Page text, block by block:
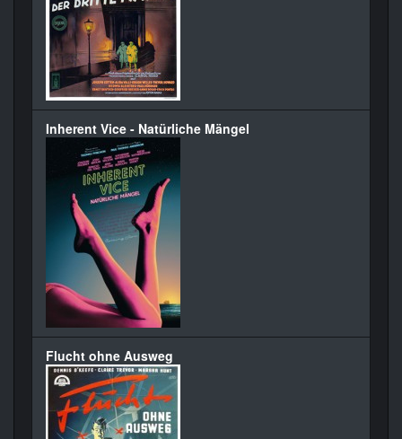
Inherent Vice - Natürliche Mängel
Flucht ohne Ausweg